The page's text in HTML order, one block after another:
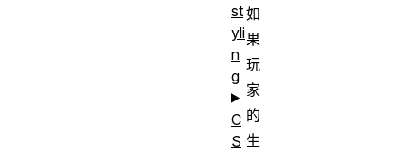
如
果
玩
家
的
生
st
yli
n
g
C
S